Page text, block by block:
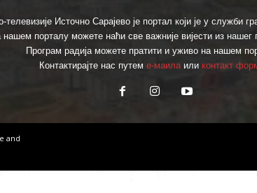
Источно Сарајево је портал који је у служби
нашем порталу можете наћи све важније вијести из нашег
Програм радија можете пратити и уживо на нашем
Контактирајте нас путем е-маилаили контакт
and